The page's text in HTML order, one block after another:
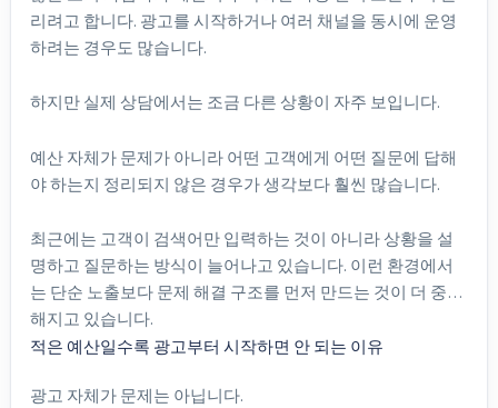
리려고 합니다. 광고를 시작하거나 여러 채널을 동시에 운영
하려는 경우도 많습니다.
하지만 실제 상담에서는 조금 다른 상황이 자주 보입니다.
예산 자체가 문제가 아니라 어떤 고객에게 어떤 질문에 답해
야 하는지 정리되지 않은 경우가 생각보다 훨씬 많습니다.
최근에는 고객이 검색어만 입력하는 것이 아니라 상황을 설
명하고 질문하는 방식이 늘어나고 있습니다. 이런 환경에서
는 단순 노출보다 문제 해결 구조를 먼저 만드는 것이 더 중요
해지고 있습니다.
적은 예산일수록 광고부터 시작하면 안 되는 이유
광고 자체가 문제는 아닙니다.